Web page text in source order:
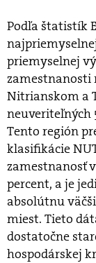
Podľa štatistík
priemyselnej
zamestnanosti
Nitrianskom a
neuveriteľných
Tento región
klasifikácie
zamestnanosť
percent, a je
absolútnu
miest. Tieto
dostatočne
hospodárskej